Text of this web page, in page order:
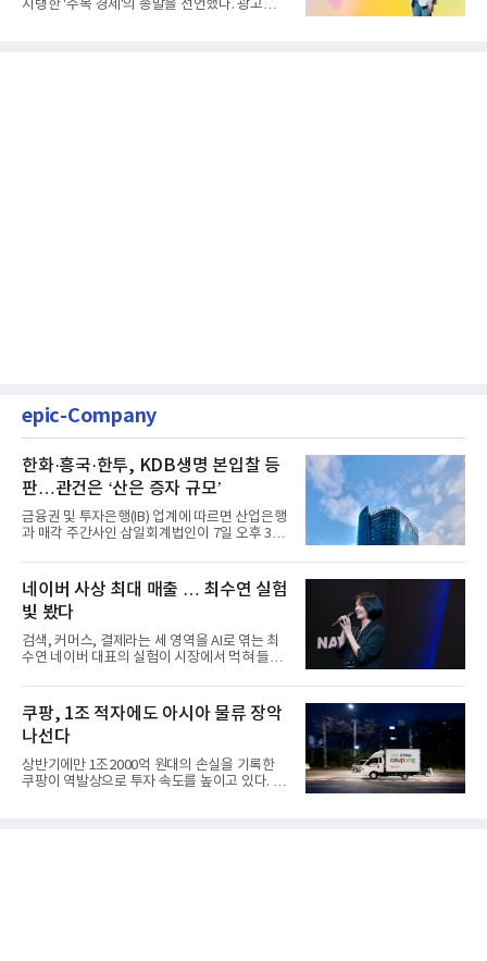
지탱한 '주목 경제'의 종말을 선언했다. 광고를
epic-Company
한화·흥국·한투, KDB생명 본입찰 등
판…관건은 ‘산은 증자 규모’
금융권 및 투자은행(IB) 업계에 따르면 산업은행
과 매각 주간사인 삼일회계법인이 7일 오후 3시
네이버 사상 최대 매출 … 최수연 실험
빛 봤다
검색, 커머스, 결제라는 세 영역을 AI로 엮는 최
수연 네이버 대표의 실험이 시장에서 먹혀 들어
쿠팡, 1조 적자에도 아시아 물류 장악
나선다
상반기에만 1조2000억 원대의 손실을 기록한
쿠팡이 역발상으로 투자 속도를 높이고 있다. 이